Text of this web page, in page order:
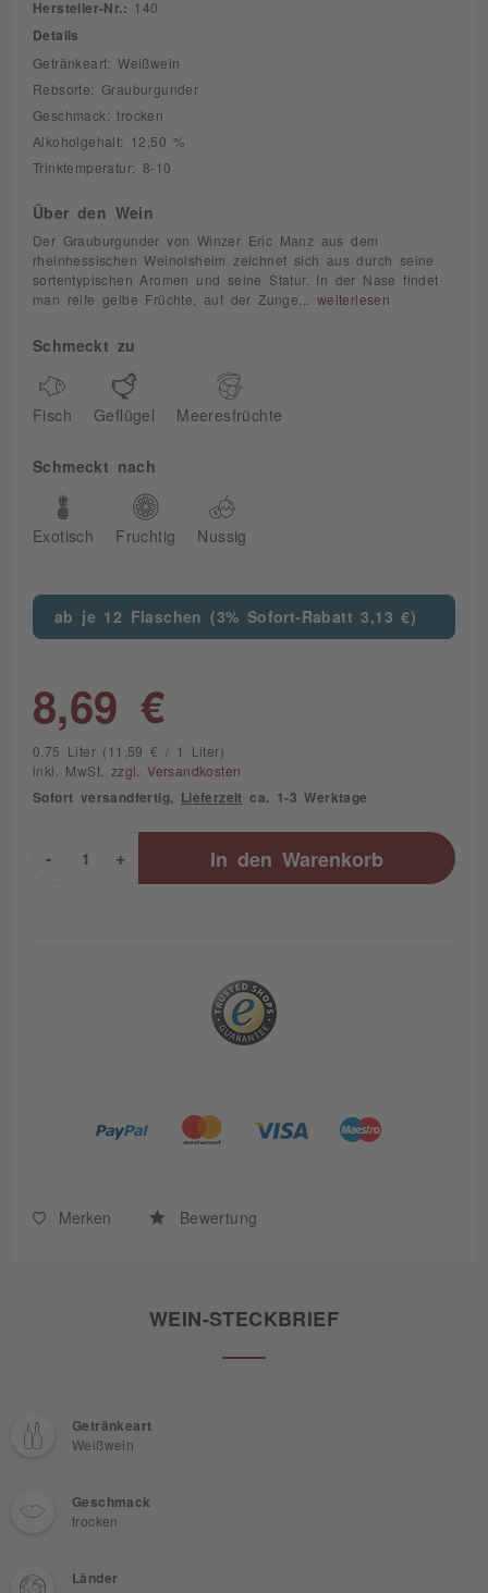
Hersteller-Nr.: 140
Details
Getränkeart: Weißwein
Rebsorte: Grauburgunder
Geschmack: trocken
Alkoholgehalt: 12,50 %
Trinktemperatur: 8-10
Über den Wein
Der Grauburgunder von Winzer Eric Manz aus dem
rheinhessischen Weinolsheim zeichnet sich aus durch seine
sortentypischen Aromen und seine Statur. In der Nase findet
man reife gelbe Früchte, auf der Zunge... weiterlesen
Schmeckt zu
Fisch Geflügel Meeresfrüchte
Schmeckt nach
Exotisch Fruchtig Nussig
ab je 12 Flaschen (3% Sofort-Rabatt 3,13 €)
8,69 €
0.75 Liter (11,59 € / 1 Liter)
inkl. MwSt. zzgl. Versandkosten
Sofort versandfertig, Lieferzeit ca. 1-3 Werktage
+
- In den Warenkorb
Merken Bewertung
WEIN-STECKBRIEF
Getränkeart
Weißwein
Geschmack
trocken
Länder